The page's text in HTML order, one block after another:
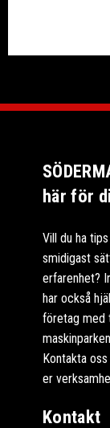
här för
Vill du ha
smidigast
erfarenhet?
har också
företag med
Kontakta
er
Kontakt